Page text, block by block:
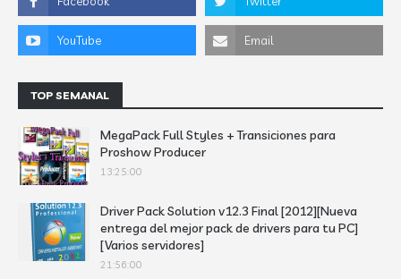
TOP SEMANAL
MegaPack Full Styles + Transiciones para
Proshow Producer
13:25:00
Driver Pack Solution v12.3 Final [2012][Nueva
entrega del mejor pack de drivers para tu PC]
[Varios servidores]
21:56:00